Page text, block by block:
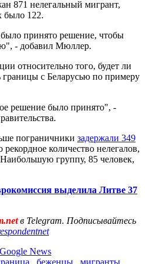
871 нелегальный мигрант,
было 122.
принято решение, чтобы
- добавил Мюллер.
относительно того, будет ли
границы с Беларусью по примеру
решение было принято", -
пограничники задержали 349
рекордное количество нелегалов,
группу, 85 человек,
выделила Литве 37
в Telegram. Подписывайтесь
News
беженцы мигранты